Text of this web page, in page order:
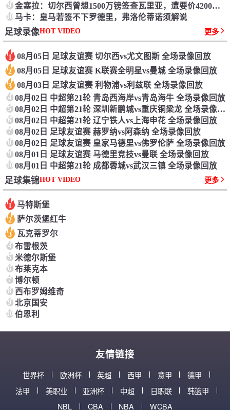
9 金塞拉：切尔西曾想1500万镑签查瓦里亚，遭要价4200万镑
10马卡：皇马若签不下罗德里，弗洛伦蒂诺须解说
足球录像HOT VIDEO 更多
1 08月05日 足球友谊赛 切尔西vs尤文图斯 全场录像回放
2 08月05日 足球友谊赛 K联赛全明星vs曼城 全场录像回放
3 08月03日 足球友谊赛 利物浦vs利兹联 全场录像回放
4 08月02日 中超第21轮 青岛西海岸vs青岛海牛 全场录像回放
5 08月02日 中超第21轮 深圳新鹏城vs重庆铜梁龙 全场录像回放
6 08月02日 中超第21轮 辽宁铁人vs上海申花 全场录像回放
7 08月02日 足球友谊赛 赫罗纳vs阿森纳 全场录像回放
8 08月02日 足球友谊赛 皇家马德里vs佛罗伦萨 全场录像回放
9 08月01日 足球友谊赛 马德里竞技vs曼联 全场录像回放
1008月01日 中超第21轮 成都蓉城vs武汉三镇 全场录像回放
足球集锦HOT VIDEO 更多
1 马特斯堡
2 萨尔茨堡红牛
3 瓦克蒂罗尔
4 布雷根茨
5 米德尔斯堡
6 布莱克本
7 博尔顿
8 西布罗姆维奇
9 北京国安
10伯恩利
友情链接
世界杯 欧洲杯 英超 西甲 意甲
德甲
法甲
美职业 亚洲杯 中超 日职联
韩篮甲
NBL
CBA NBA WCBA